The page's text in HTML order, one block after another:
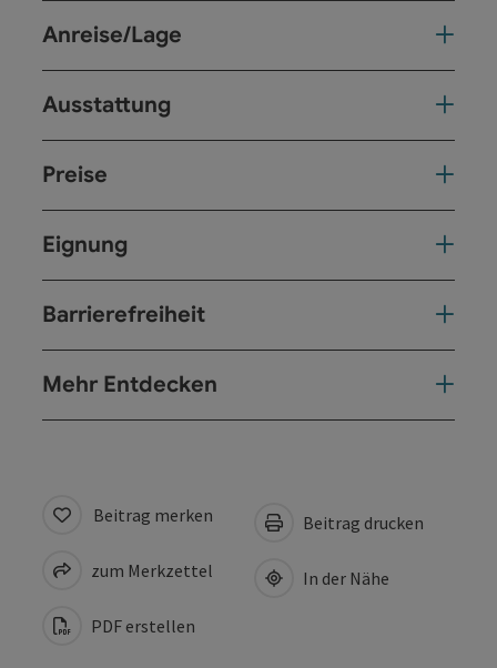
Anreise/Lage
Ausstattung
Preise
Eignung
Barrierefreiheit
Mehr Entdecken
Beitrag merken
zum Merkzettel
PDF erstellen
Beitrag drucken
In der Nähe